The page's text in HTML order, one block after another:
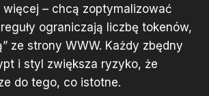
więcej – chcą zoptymalizować
ograniczają liczbę tokenów,
ze strony WWW. Każdy zbędny
i styl zwiększa ryzyko, że
do tego, co istotne.